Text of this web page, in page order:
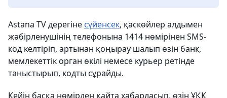
Astana TV дерегіне сүйенсек, қаскөйлер алдымен
жәбірленушінің телефонына 1414 нөмірінен SMS-
код келтіріп, артынан қоңырау шалып өзін банк,
мемлекеттік орган өкілі немесе курьер ретінде
таныстырып, кодты сұрайды.
Кейін басқа нөмірден қайта хабарласып, өзін ҰҚК